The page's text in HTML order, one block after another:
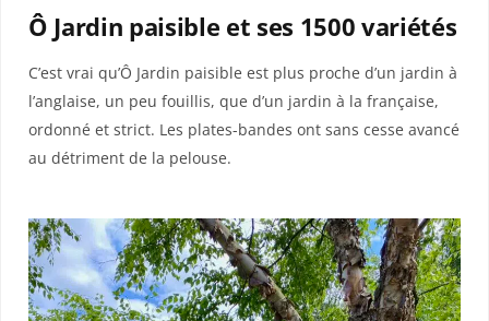
Ô Jardin paisible et ses 1500 variétés
C’est vrai qu’Ô Jardin paisible est plus proche d’un jardin à
l’anglaise, un peu fouillis, que d’un jardin à la française,
ordonné et strict. Les plates-bandes ont sans cesse avancé
au détriment de la pelouse.